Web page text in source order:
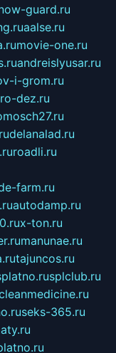
guard.ru
aalse.ru
movie-one.ru
andreislyusar.ru
i-grom.ru
dez.ru
delanalad.ru
roadli.ru
farm.ru
autodamp.ru
x-ton.ru
manunae.ru
tajuncos.ru
splclub.ru
seks-365.ru